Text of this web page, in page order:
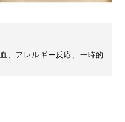
、アレルギー反応、一時的